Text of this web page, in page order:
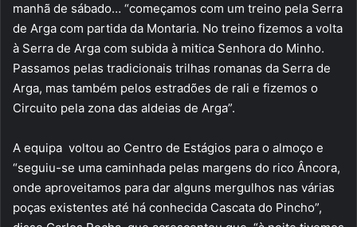
manhã de sábado… “começamos com um treino pela Serra
de Arga com partida da Montaria. No treino fizemos a volta
à Serra de Arga com subida à mitica Senhora do Minho.
Passamos pelas tradicionais trilhas romanas da Serra de
Arga, mas também pelos estradões de rali e fizemos o
Circuito pela zona das aldeias de Arga”.
A equipa voltou ao Centro de Estágios para o almoço e
“seguiu-se uma caminhada pelas margens do rico Âncora,
onde aproveitamos para dar alguns mergulhos nas várias
poças existentes até há conhecida Cascata do Pincho”,